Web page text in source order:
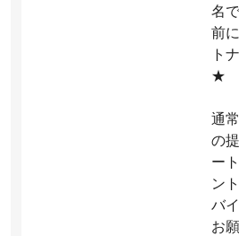
名
前
ト
★
通
の
ー
ン
バ
お